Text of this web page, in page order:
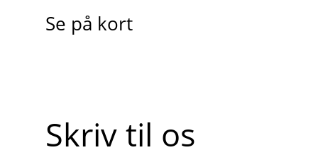
Se på kort
Skriv til os